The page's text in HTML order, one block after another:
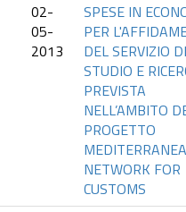
02-
05-
2013
SPESE IN
PER
DEL SERVIZIO DI
STUDIO E
PREVISTA
NELL’AMBITO
PROGETTO
NETWORK FOR
CUSTOMS